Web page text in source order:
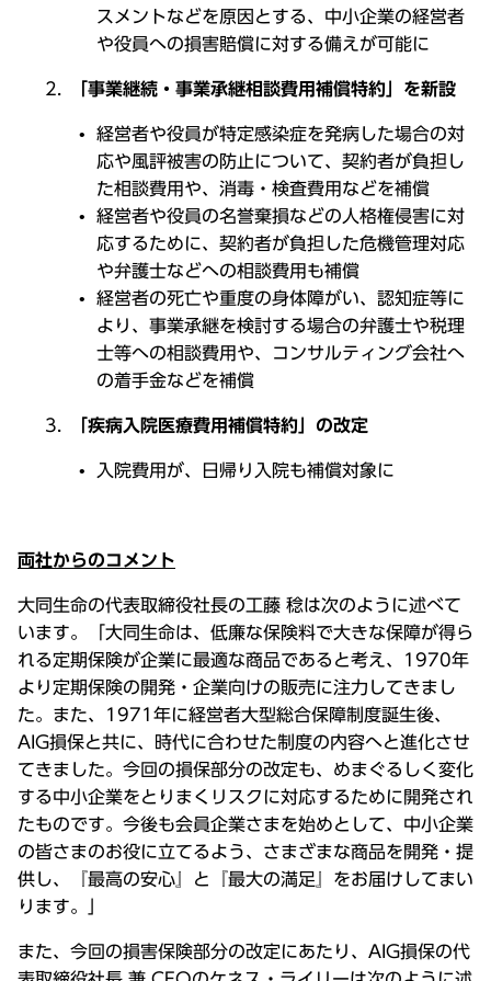
スメントなどを原因とする、中小企業の経営者
や役員への損害賠償に対する備えが可能に
「事業継続・事業承継相談費用補償特約」を新設
経営者や役員が特定感染症を発病した場合の対
応や風評被害の防止について、契約者が負担し
た相談費用や、消毒・検査費用などを補償
経営者や役員の名誉棄損などの人格権侵害に対
応するために、契約者が負担した危機管理対応
や弁護士などへの相談費用も補償
経営者の死亡や重度の身体障がい、認知症等に
より、事業承継を検討する場合の弁護士や税理
士等への相談費用や、コンサルティング会社へ
の着手金などを補償
「疾病入院医療費用補償特約」の改定
入院費用が、日帰り入院も補償対象に
両社からのコメント
大同生命の代表取締役社長の工藤 稔は次のように述べて
います。「大同生命は、低廉な保険料で大きな保障が得ら
れる定期保険が企業に最適な商品であると考え、1970年
より定期保険の開発・企業向けの販売に注力してきまし
た。また、1971年に経営者大型総合保障制度誕生後、
AIG損保と共に、時代に合わせた制度の内容へと進化させ
てきました。今回の損保部分の改定も、めまぐるしく変化
する中小企業をとりまくリスクに対応するために開発され
たものです。今後も会員企業さまを始めとして、中小企業
の皆さまのお役に立てるよう、さまざまな商品を開発・提
供し、『最高の安心』と『最大の満足』をお届けしてまい
ります。」
また、今回の損害保険部分の改定にあたり、AIG損保の代